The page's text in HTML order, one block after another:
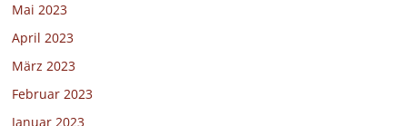
Mai 2023
April 2023
März 2023
Februar 2023
Januar 2023